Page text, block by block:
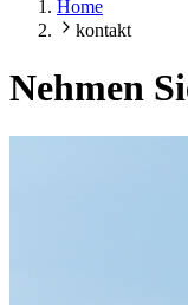
Home
kontakt
Nehmen